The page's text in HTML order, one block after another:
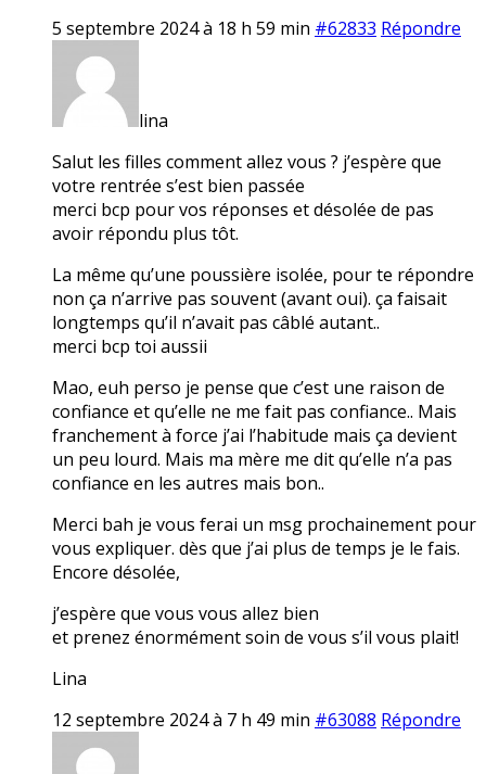
5 septembre 2024 à 18 h 59 min #62833 Répondre
lina
Salut les filles comment allez vous ? j’espère que
votre rentrée s’est bien passée
merci bcp pour vos réponses et désolée de pas
avoir répondu plus tôt.
La même qu’une poussière isolée, pour te répondre
non ça n’arrive pas souvent (avant oui). ça faisait
longtemps qu’il n’avait pas câblé autant..
merci bcp toi aussii
Mao, euh perso je pense que c’est une raison de
confiance et qu’elle ne me fait pas confiance.. Mais
franchement à force j’ai l’habitude mais ça devient
un peu lourd. Mais ma mère me dit qu’elle n’a pas
confiance en les autres mais bon..
Merci bah je vous ferai un msg prochainement pour
vous expliquer. dès que j’ai plus de temps je le fais.
Encore désolée,
j’espère que vous vous allez bien
et prenez énormément soin de vous s’il vous plait!
Lina
12 septembre 2024 à 7 h 49 min #63088 Répondre